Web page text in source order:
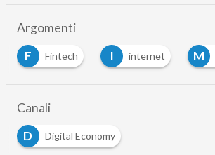
Argomenti
F
Fintech I internet M
Canali
D
Digital Economy